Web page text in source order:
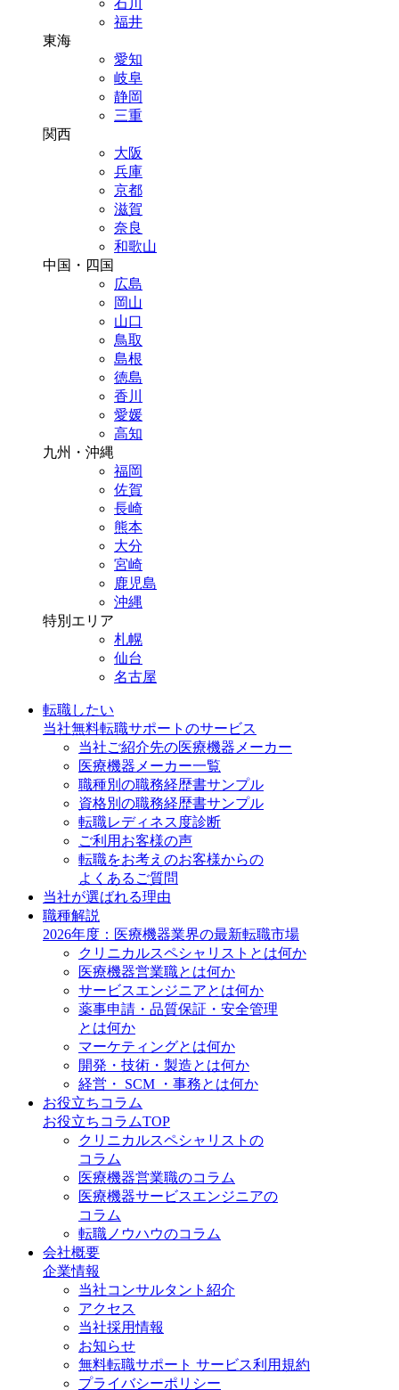
石川
福井
東海
愛知
岐阜
静岡
三重
関西
大阪
兵庫
京都
滋賀
奈良
和歌山
中国・四国
広島
岡山
山口
鳥取
島根
徳島
香川
愛媛
高知
九州・沖縄
福岡
佐賀
長崎
熊本
大分
宮崎
鹿児島
沖縄
特別エリア
札幌
仙台
名古屋
転職したい
当社無料転職サポートのサービス
当社ご紹介先の医療機器メーカー
医療機器メーカー一覧
職種別の職務経歴書サンプル
資格別の職務経歴書サンプル
転職レディネス度診断
ご利用お客様の声
転職をお考えのお客様からの
よくあるご質問
当社が選ばれる理由
職種解説
2026年度：医療機器業界の最新転職市場
クリニカルスペシャリストとは何か
医療機器営業職とは何か
サービスエンジニアとは何か
薬事申請・品質保証・安全管理
とは何か
マーケティングとは何か
開発・技術・製造とは何か
経営・ SCM ・事務とは何か
お役立ちコラム
お役立ちコラムTOP
クリニカルスペシャリストの
コラム
医療機器営業職のコラム
医療機器サービスエンジニアの
コラム
転職ノウハウのコラム
会社概要
企業情報
当社コンサルタント紹介
アクセス
当社採用情報
お知らせ
無料転職サポート サービス利用規約
プライバシーポリシー